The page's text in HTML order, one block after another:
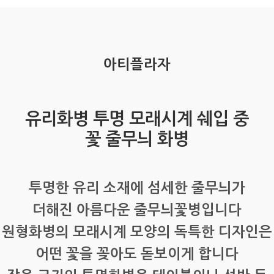
아티플라자
유리화병 투명 모래시계 쉐입 중
꽃 줄무늬 화병
투명한 유리 소재에 섬세한 줄무늬가
더해진 아름다운 줄무늬꽃병입니다
원형화병의 모래시계 모양의 독특한 디자인은
어떤 꽃을 꽂아도 돋보이게 합니다